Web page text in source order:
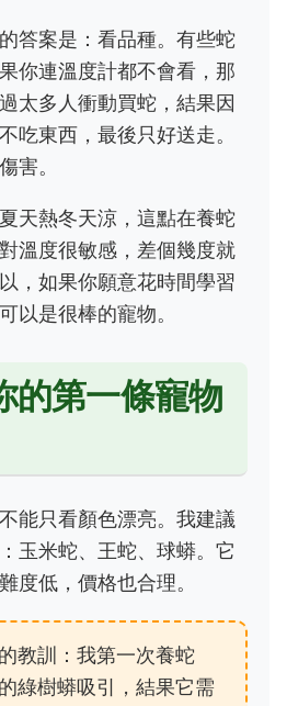
答案是：看品種。有些蛇
你連溫度計都不會看，那
太多人衝動買蛇，結果因
吃東西，最後只好送走。
害。
天熱冬天涼，這點在養蛇
溫度很敏感，差個幾度就
，如果你願意花時間學習
以是很棒的寵物。
的第一條寵物
能只看顏色漂亮。我建議
玉米蛇、王蛇、球蟒。它
度低，價格也合理。
教訓：我第一次養蛇
綠樹蟒吸引，結果它需